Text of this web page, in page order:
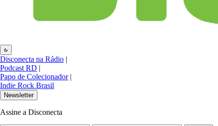
Disconecta na Rádio |
Podcast RD |
Papo de Colecionador |
Indie Rock Brasil
Newsletter
Assine a Disconecta